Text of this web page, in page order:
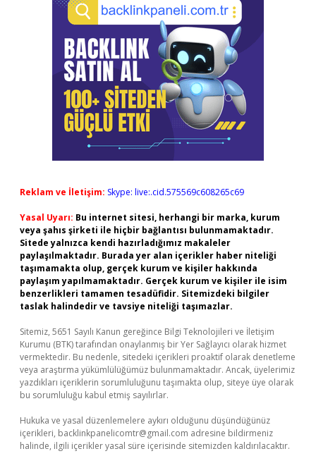
Reklam ve İletişim: Skype: live:.cid.575569c608265c69
Yasal Uyarı: Bu internet sitesi, herhangi bir marka, kurum
veya şahıs şirketi ile hiçbir bağlantısı bulunmamaktadır.
Sitede yalnızca kendi hazırladığımız makaleler
paylaşılmaktadır. Burada yer alan içerikler haber niteliği
taşımamakta olup, gerçek kurum ve kişiler hakkında
paylaşım yapılmamaktadır. Gerçek kurum ve kişiler ile isim
benzerlikleri tamamen tesadüfidir. Sitemizdeki bilgiler
taslak halindedir ve tavsiye niteliği taşımazlar.
Sitemiz, 5651 Sayılı Kanun gereğince Bilgi Teknolojileri ve İletişim
Kurumu (BTK) tarafından onaylanmış bir Yer Sağlayıcı olarak hizmet
vermektedir. Bu nedenle, sitedeki içerikleri proaktif olarak denetleme
veya araştırma yükümlülüğümüz bulunmamaktadır. Ancak, üyelerimiz
yazdıkları içeriklerin sorumluluğunu taşımakta olup, siteye üye olarak
bu sorumluluğu kabul etmiş sayılırlar.
Hukuka ve yasal düzenlemelere aykırı olduğunu düşündüğünüz
içerikleri, backlinkpanelicomtr@gmail.com adresine bildirmeniz
halinde, ilgili içerikler yasal süre içerisinde sitemizden kaldırılacaktır.